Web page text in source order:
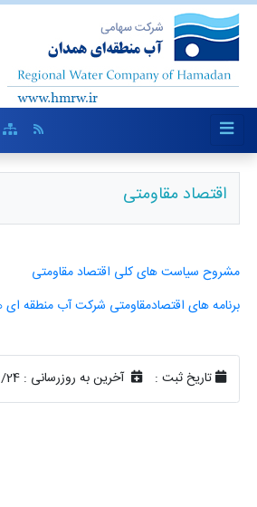
اقتصاد مقاومتی
مشروح سیاست های کلی اقتصاد مقاومتی
برنامه های اقتصادمقاومتی شرکت آب منطقه
تاریخ ثبت : آخرین به روزرسانی :24